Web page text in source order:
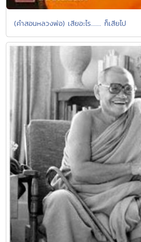
(คำสอนหลวงพ่อ) เสียอะไร....... ก็เสียไป